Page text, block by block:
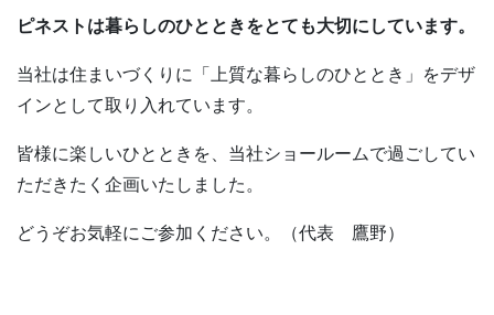
ピネストは暮らしのひとときをとても大切にしています。
当社は住まいづくりに「上質な暮らしのひととき」をデザ
インとして取り入れています。
皆様に楽しいひとときを、当社ショールームで過ごしてい
ただきたく企画いたしました。
どうぞお気軽にご参加ください。（代表 鷹野）